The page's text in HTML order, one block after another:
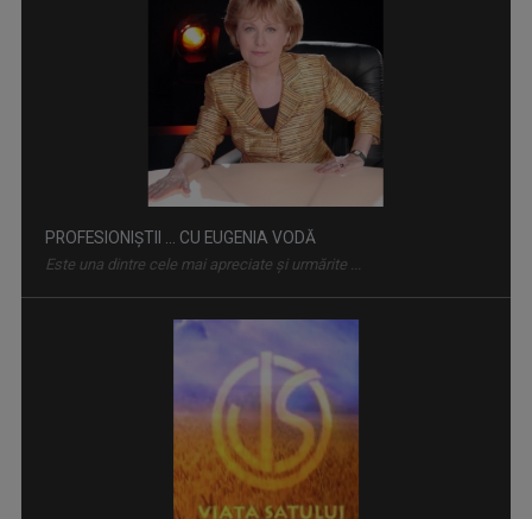
PROFESIONIŞTII ... CU EUGENIA VODĂ
Este una dintre cele mai apreciate şi urmărite ...